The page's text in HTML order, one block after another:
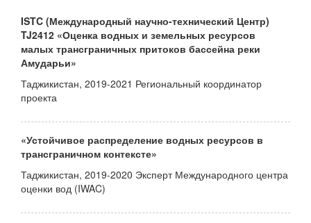
ISTC (Международный научно-технический Центр)
TJ2412 «Оценка водных и земельных ресурсов
малых трансграничных притоков бассейна реки
Амударьи»
Таджикистан, 2019-2021 Региональный координатор
проекта
«Устойчивое распределение водных ресурсов в
трансграничном контексте»
Таджикистан, 2019-2020 Эксперт Международного центра
оценки вод (IWAC)